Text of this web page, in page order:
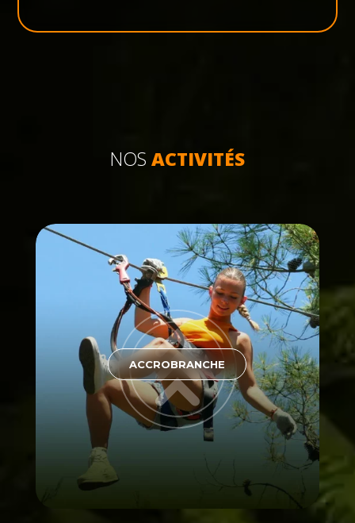
NOS ACTIVITÉS
ACCROBRANCHE